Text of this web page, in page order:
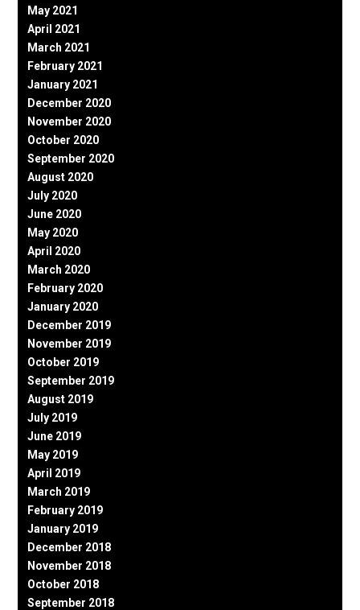
May 2021
April 2021
March 2021
February 2021
January 2021
December 2020
November 2020
October 2020
September 2020
August 2020
July 2020
June 2020
May 2020
April 2020
March 2020
February 2020
January 2020
December 2019
November 2019
October 2019
September 2019
August 2019
July 2019
June 2019
May 2019
April 2019
March 2019
February 2019
January 2019
December 2018
November 2018
October 2018
September 2018